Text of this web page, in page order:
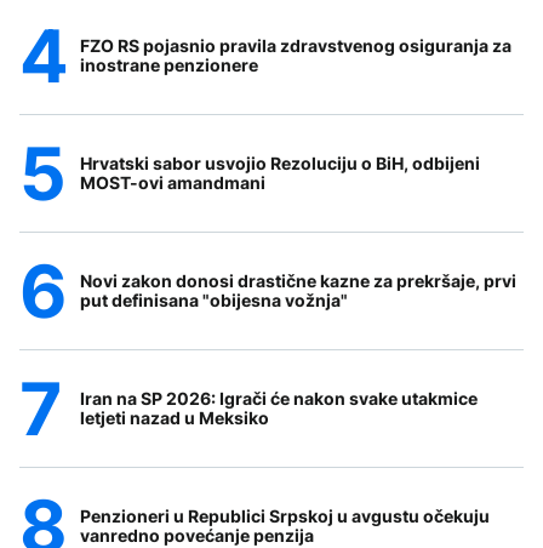
FZO RS pojasnio pravila zdravstvenog osiguranja za
inostrane penzionere
Hrvatski sabor usvojio Rezoluciju o BiH, odbijeni
MOST-ovi amandmani
Novi zakon donosi drastične kazne za prekršaje, prvi
put definisana "obijesna vožnja"
Iran na SP 2026: Igrači će nakon svake utakmice
letjeti nazad u Meksiko
Penzioneri u Republici Srpskoj u avgustu očekuju
vanredno povećanje penzija